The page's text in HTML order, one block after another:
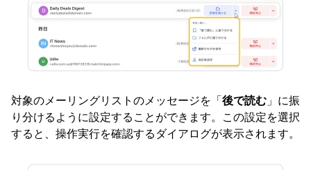
対象のメーリングリストのメッセージを「後で読む 」に振
り分けるように設定することができます。この設定を選択
すると、操作実行を確認するダイアログが表示されます。